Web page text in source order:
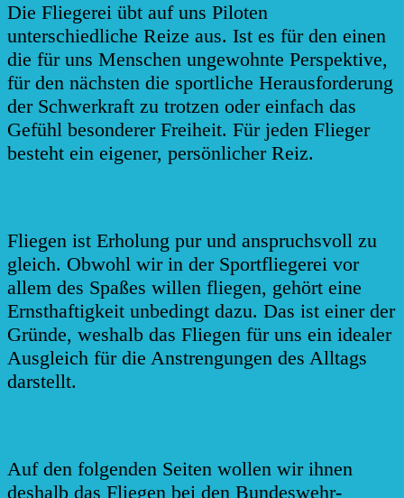
Die Fliegerei übt auf uns Piloten
unterschiedliche Reize aus. Ist es für den einen
die für uns Menschen ungewohnte Perspektive,
für den nächsten die sportliche Herausforderung
der Schwerkraft zu trotzen oder einfach das
Gefühl besonderer Freiheit. Für jeden Flieger
besteht ein eigener, persönlicher Reiz.
Fliegen ist Erholung pur und anspruchsvoll zu
gleich. Obwohl wir in der Sportfliegerei vor
allem des Spaßes willen fliegen, gehört eine
Ernsthaftigkeit unbedingt dazu. Das ist einer der
Gründe, weshalb das Fliegen für uns ein idealer
Ausgleich für die Anstrengungen des Alltags
darstellt.
Auf den folgenden Seiten wollen wir ihnen
deshalb das Fliegen bei den Bundeswehr-